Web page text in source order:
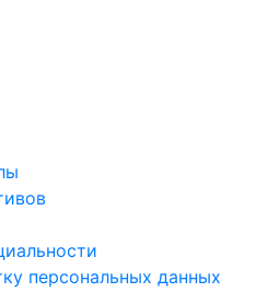
персональных данных